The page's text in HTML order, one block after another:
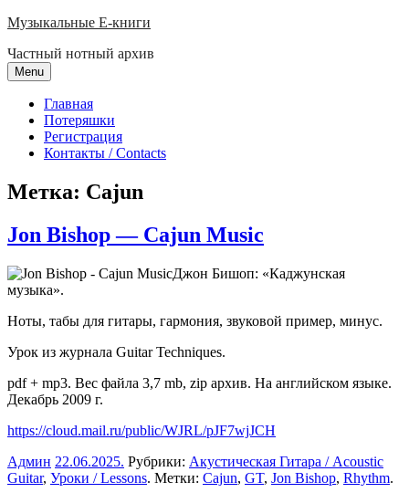
Skip
content
Музыкальные E-книги
Частный нотный архив
Menu
Главная
Потеряшки
Регистрация
Контакты / Contacts
Метка: Cajun
Jon Bishop — Cajun Music
Джон Бишоп: «Каджунская
музыка».
Ноты, табы для гитары, гармония, звуковой пример, минус.
Урок из журнала Guitar Techniques.
pdf + mp3. Вес файла 3,7 mb, zip архив. На английском языке.
Декабрь 2009 г.
https://cloud.mail.ru/public/WJRL/pJF7wjJCH
Админ 22.06.2025. Рубрики: Акустическая Гитара / Acoustic
Guitar, Уроки / Lessons. Метки: Cajun, GT, Jon Bishop, Rhythm.